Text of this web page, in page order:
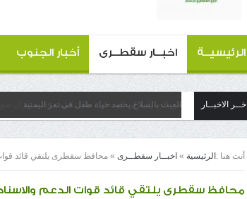
الرئيسيــة اخبــار سقطــرى أخبار الجنوب
اخــر الاخبــار العبث بالسلاح يحصد حياة طفل في تعز اليمنية
أنت هنا : الرئيسية » اخبــار سقطــرى » محافظ سقطرى يلتقي قائد قوات
محافظ سقطرى يلتقي قائد قوات الدعم والاسناد